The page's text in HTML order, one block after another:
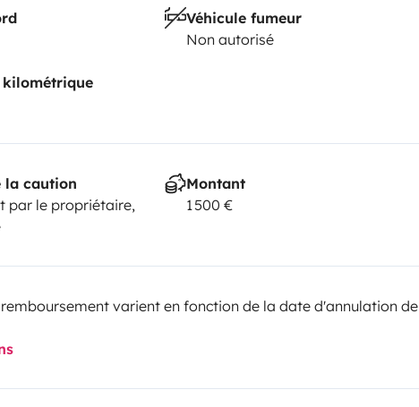
Véhicule fumeur
Non autorisé
kilométrique
la caution
par le propriétaire,
Montant
1 500 €
varient en fonction de la date d'annulation de